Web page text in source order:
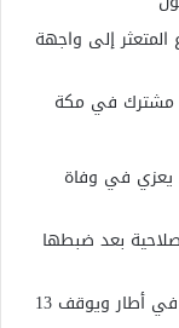
إلى واجهة
مشترك في مكة
يعزي في وفاة
بعد ضبطها
الدرك الوطني يعلن تفكيك شبكتين للمخدرات في أطار ويوقف 13